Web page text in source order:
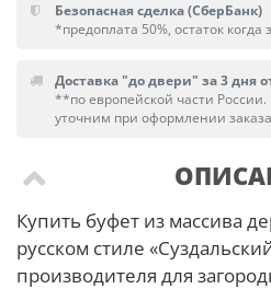
Безопасная сделка (СберБанк)
*предоплата 50%, остаток когда
Доставка "до двери" за 3 дня
**по европейской части
уточним при оформлении
Купить буфет из массива
русском стиле
производителя для